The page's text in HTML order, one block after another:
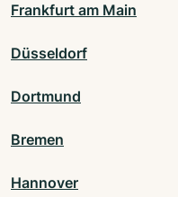
Frankfurt am Main
Düsseldorf
Dortmund
Bremen
Hannover